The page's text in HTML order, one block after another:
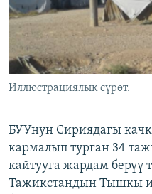
ЭЕ/АРнун бардык
Иллюстрациялык сүрөт.
БУУнун Сириядагы
кармалып турган 34
кайтууга жардам берүү
Тажикстандын Тышкы